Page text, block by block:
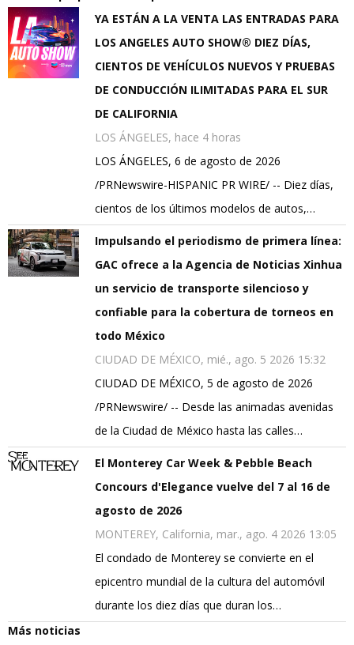
YA ESTÁN A LA VENTA LAS ENTRADAS PARA
LOS ANGELES AUTO SHOW® DIEZ DÍAS,
CIENTOS DE VEHÍCULOS NUEVOS Y PRUEBAS
DE CONDUCCIÓN ILIMITADAS PARA EL SUR
DE CALIFORNIA
LOS ÁNGELES, hace 4 horas
LOS ÁNGELES, 6 de agosto de 2026
/PRNewswire-HISPANIC PR WIRE/ -- Diez días,
cientos de los últimos modelos de autos,…
Impulsando el periodismo de primera línea:
GAC ofrece a la Agencia de Noticias Xinhua
un servicio de transporte silencioso y
confiable para la cobertura de torneos en
todo México
CIUDAD DE MÉXICO, mié., ago. 5 2026 15:32
CIUDAD DE MÉXICO, 5 de agosto de 2026
/PRNewswire/ -- Desde las animadas avenidas
de la Ciudad de México hasta las calles…
El Monterey Car Week & Pebble Beach
Concours d'Elegance vuelve del 7 al 16 de
agosto de 2026
MONTEREY, California, mar., ago. 4 2026 13:05
El condado de Monterey se convierte en el
epicentro mundial de la cultura del automóvil
durante los diez días que duran los…
Más noticias